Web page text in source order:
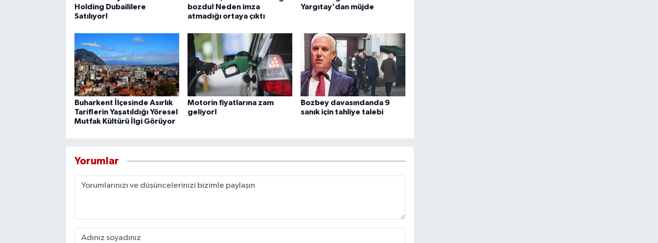
Holding Dubaililere
Satılıyor!
bozdu! Neden imza
atmadığı ortaya çıktı
Yargıtay'dan müjde
Buharkent İlçesinde Asırlık
Tariflerin Yaşatıldığı Yöresel
Mutfak Kültürü İlgi Görüyor
Motorin fiyatlarına zam
geliyor!
Bozbey davasındanda 9
sanık için tahliye talebi
Yorumlar